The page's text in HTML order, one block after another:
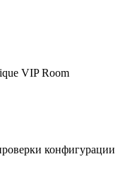
VIP Room
конфигурации